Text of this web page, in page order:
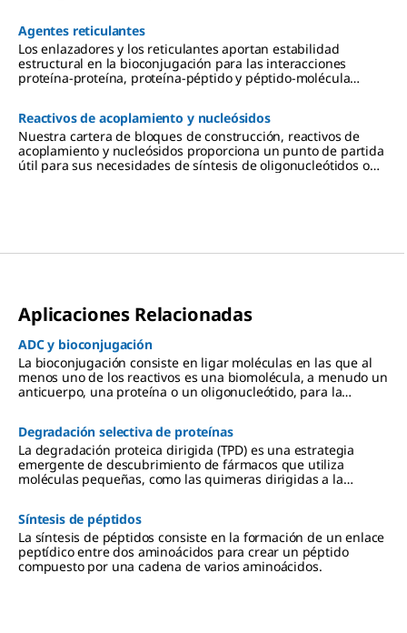
Agentes reticulantes
Los enlazadores y los reticulantes aportan estabilidad
estructural en la bioconjugación para las interacciones
proteína-proteína, proteína-péptido y péptido-molécula
Reactivos de acoplamiento y nucleósidos
Nuestra cartera de bloques de construcción, reactivos de
acoplamiento y nucleósidos proporciona un punto de partida
útil para sus necesidades de síntesis de oligonucleótidos o
Aplicaciones Relacionadas
ADC y bioconjugación
La bioconjugación consiste en ligar moléculas en las que al
menos uno de los reactivos es una biomolécula, a menudo un
anticuerpo, una proteína o un oligonucleótido, para la
Degradación selectiva de proteínas
La degradación proteica dirigida (TPD) es una estrategia
emergente de descubrimiento de fármacos que utiliza
moléculas pequeñas, como las quimeras dirigidas a la
Síntesis de péptidos
La síntesis de péptidos consiste en la formación de un enlace
peptídico entre dos aminoácidos para crear un péptido
compuesto por una cadena de varios aminoácidos.